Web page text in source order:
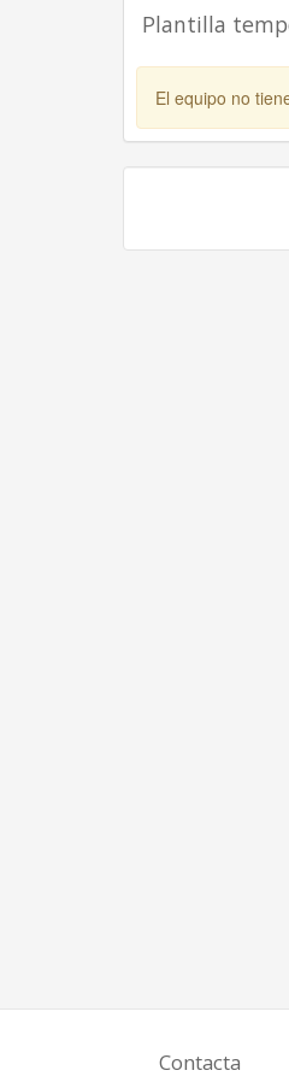
Plantilla
El equipo no
Contacta